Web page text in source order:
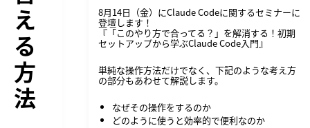
え
る
方
法
8月14日（金）にClaude Codeに関するセミナーに
登壇します！
『「このやり方で合ってる？」を解消する！初期
セットアップから学ぶClaude Code入門』
単純な操作方法だけでなく、下記のような考え方
の部分もあわせて解説します。
なぜその操作をするのか
どのように使うと効率的で便利なのか